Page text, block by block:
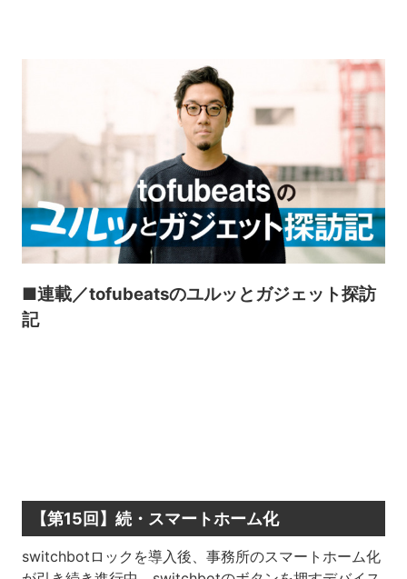
■連載／tofubeatsのユルッとガジェット探訪
記
【第15回】続・スマートホーム化
switchbotロックを導入後、事務所のスマートホーム化